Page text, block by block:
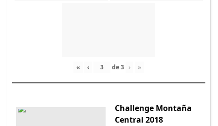
« ‹ de3 › »
Challenge Montaña
Central 2018